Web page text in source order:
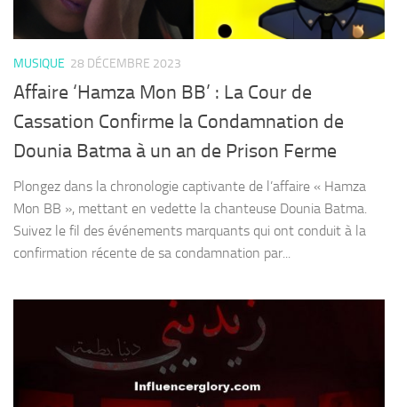
MUSIQUE 28 DÉCEMBRE 2023
Affaire ‘Hamza Mon BB’ : La Cour de
Cassation Confirme la Condamnation de
Dounia Batma à un an de Prison Ferme
Plongez dans la chronologie captivante de l’affaire « Hamza
Mon BB », mettant en vedette la chanteuse Dounia Batma.
Suivez le fil des événements marquants qui ont conduit à la
confirmation récente de sa condamnation par...